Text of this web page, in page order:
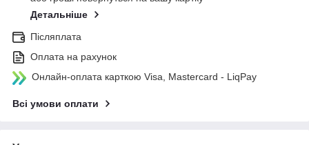
Детальніше
Післяплата
Оплата на рахунок
Онлайн-оплата карткою Visa, Mastercard - LiqPay
Всі умови оплати